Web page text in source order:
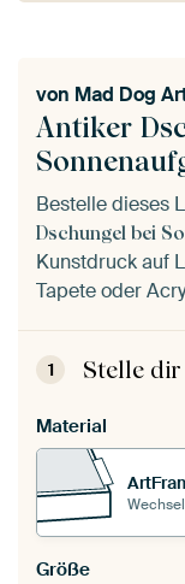
Antiker
von Mad Dog
Bestelle dieses
Dschungel bei
Kunstdruck auf
Tapete oder
1 Stelle
Material
Größe